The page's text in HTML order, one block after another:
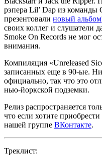
рэпера Lil’ Dap из команды
презентовали новый альбом
своих коллег и слушатели
Smoke On Records не мог
внимания.
Компиляция «Unreleased
записанных еще в 90-ые.
официально, так что это
нью-йоркской подземки.
Релиз распространяется
что если хотите приобрести
нашей группе ВКонтакте.
Треклист: